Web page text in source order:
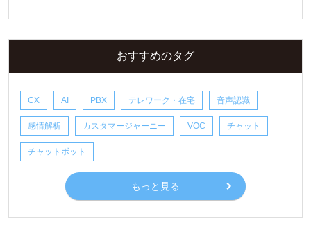
おすすめのタグ
CX AI PBX テレワーク・在宅 音声認識
感情解析 カスタマージャーニー VOC チャット
チャットボット
もっと見る